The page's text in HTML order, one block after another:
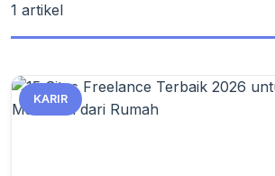
1 artikel
KARIR